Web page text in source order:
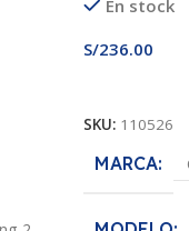
En stock
S/236.00
SKU: 110526
MARCA